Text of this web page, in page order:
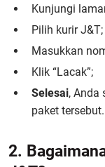
Kunjungi
Pilih kurir J&T;
Masukkan
Klik “Lacak”;
Selesai, Anda
paket tersebut.
2.